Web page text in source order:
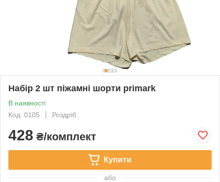
Набір 2 шт піжамні шорти primark
В наявності
Код: 0105
Роздріб
428 ₴/комплект
Купити
або